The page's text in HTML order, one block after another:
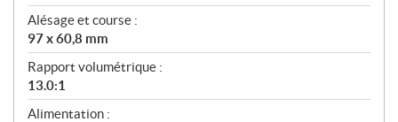
Alésage et course :
97 x 60,8 mm
Rapport volumétrique :
13.0:1
Alimentation :